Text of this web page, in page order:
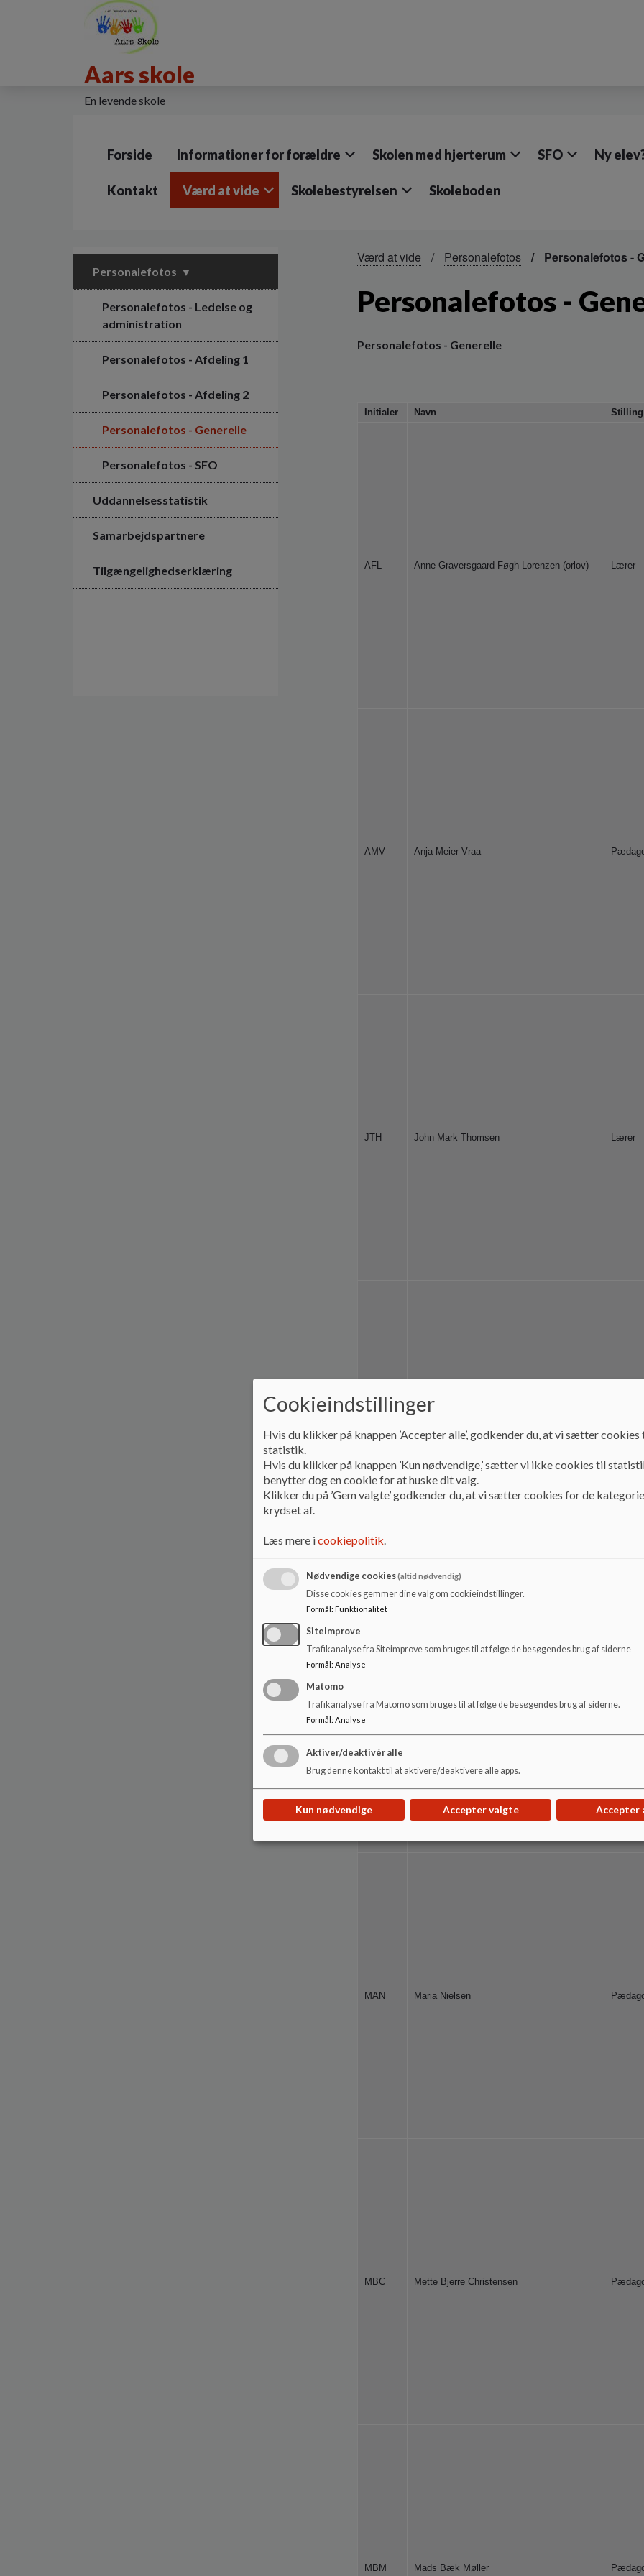
Aars skole
En levende skole
Forside Informationer for forældre Skolen med hjerterum SFO Ny
Kontakt Værd at vide Skolebestyrelsen Skoleboden
Personalefotos
Personalefotos - Ledelse og
administration
Personalefotos - Afdeling 1
Personalefotos - Afdeling 2
Personalefotos - Generelle
Personalefotos - SFO
Uddannelsesstatistik
Samarbejdspartnere
Tilgængelighedserklæring
Værd at vide Personalefotos Personalefotos -
Personalefotos -
Personalefotos - Generelle
Initialer Navn Stilling
AFL Anne Graversgaard Føgh Lorenzen (orlov) Lærer
AMV Anja Meier Vraa
JTH John Mark Thomsen Lærer
KMN Katja Maria Rogild (orlov)
MAN Maria Nielsen
MBC Mette Bjerre Christensen
MBM Mads Bæk Møller
Cookieindstillinger
Hvis du klikker på knappen ’Accepter alle’, godkender du, at vi sætter
statistik.
Hvis du klikker på knappen ’Kun nødvendige,’ sætter vi ikke cookies til
benytter dog en cookie for at huske dit valg.
Klikker du på ’Gem valgte’ godkender du, at vi sætter cookies for de
krydset af.
Læs mere icookiepolitik.
Nødvendige cookies(altid nødvendig)
Disse cookies gemmer dine valg om cookieindstillinger.
Formål : Funktionalitet
SiteImprove
Trafikanalyse fra Siteimprove som bruges til at følge de besøgendes brug af siderne
Formål : Analyse
Matomo
Trafikanalyse fra Matomo som bruges til at følge de besøgendes brug af siderne.
Formål: Analyse
Aktiver/deaktivér alle
Brug denne kontakt til at aktivere/deaktivere alle apps.
Kun nødvendige Accepter valgte Accepter